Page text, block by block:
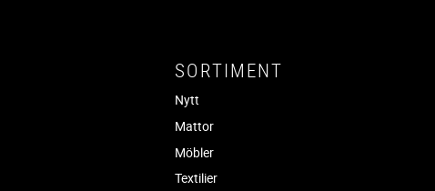
SORTIMENT
Nytt
Mattor
Möbler
Textilier